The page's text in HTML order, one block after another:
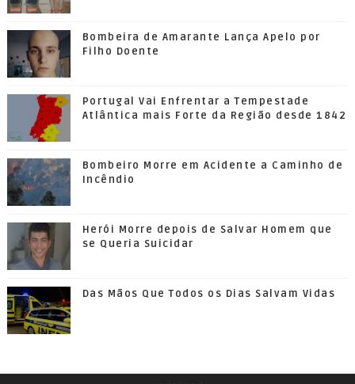
Bombeira de Amarante Lança Apelo por
Filho Doente
Portugal Vai Enfrentar a Tempestade
Atlântica mais Forte da Região desde 1842
Bombeiro Morre em Acidente a Caminho de
Incêndio
Herói Morre depois de Salvar Homem que
se Queria Suicidar
Das Mãos Que Todos os Dias Salvam Vidas